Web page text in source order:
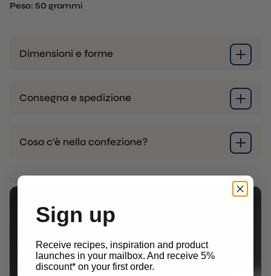
Peso: 50 grammi
Dimensioni e forme
Consegna e spedizione
Cosa c'è nella confezione?
Numero di articolo: M09-195690
Cercate una ricetta?
chef per creare ricette adatte ai nostri
prodotti.
Sign up
Receive recipes, inspiration and product
launches in your mailbox. And receive 5%
discount* on your first order.